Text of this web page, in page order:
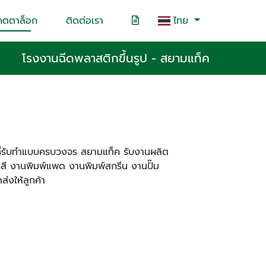
ตตาล็อก ติดต่อเรา ไทย
โรงงานฉีดพลาสติกขึ้นรูป - สยามแท็ค
บทำแบบครบวงจร สยามแท็ค รับงานผลิต
งานพิมพ์แพด งานพิมพ์สกรีน งานปั๊ม
งให้ลูกค้า